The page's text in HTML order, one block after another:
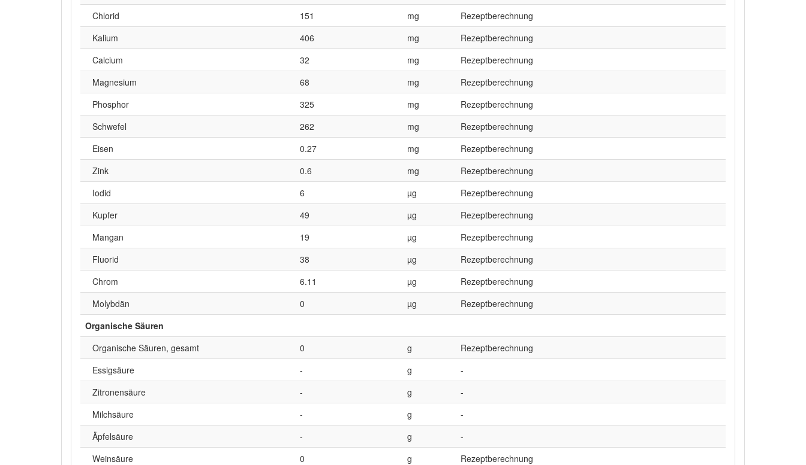
Chlorid
151 mg
Rezeptberechnung
Kalium
406 mg
Rezeptberechnung
Calcium
32 mg
Rezeptberechnung
Magnesium
68 mg
Rezeptberechnung
Phosphor
325 mg
Rezeptberechnung
Schwefel
262 mg
Rezeptberechnung
Eisen
0.27 mg
Rezeptberechnung
Zink
0.6 mg
Rezeptberechnung
Iodid
6 µg
Rezeptberechnung
Kupfer
49 µg
Rezeptberechnung
Mangan
19 µg
Rezeptberechnung
Fluorid
38 µg
Rezeptberechnung
Chrom
6.11 µg
Rezeptberechnung
Molybdän
0 µg
Rezeptberechnung
Organische Säuren
Organische Säuren, gesamt
0 g
Rezeptberechnung
Essigsäure
- g
-
Zitronensäure
- g
-
Milchsäure
- g
-
Äpfelsäure
- g
-
Weinsäure
0 g
Rezeptberechnung